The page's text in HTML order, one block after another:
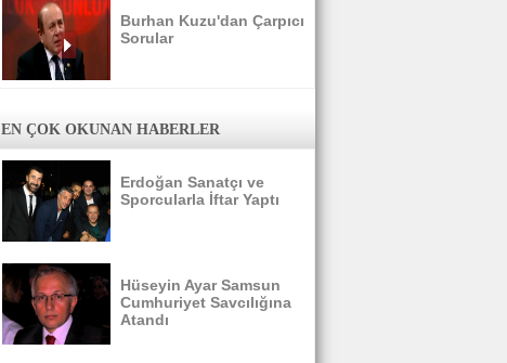
Burhan Kuzu'dan Çarpıcı
Sorular
EN ÇOK OKUNAN HABERLER
Erdoğan Sanatçı ve
Sporcularla İftar Yaptı
Hüseyin Ayar Samsun
Cumhuriyet Savcılığına
Atandı